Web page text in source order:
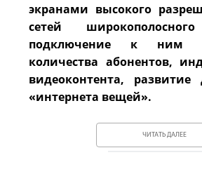
экранами высокого
сетей
подключение к ним
количества абонентов,
видеоконтента, развитие
«интернета вещей».
ЧИТАТЬ ДАЛЕЕ